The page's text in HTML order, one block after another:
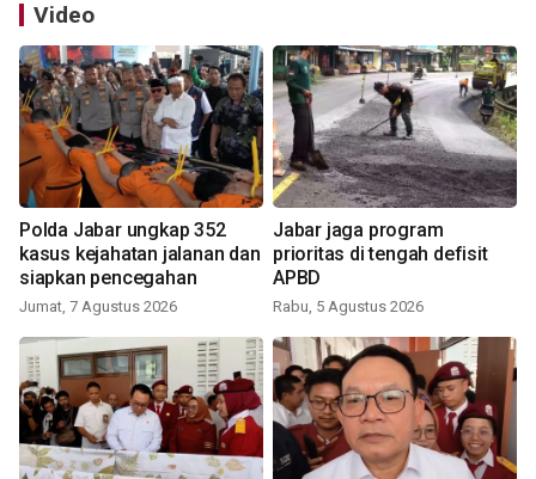
Video
Polda Jabar ungkap 352
kasus kejahatan jalanan dan
siapkan pencegahan
Jumat, 7 Agustus 2026
Jabar jaga program
prioritas di tengah defisit
APBD
Rabu, 5 Agustus 2026